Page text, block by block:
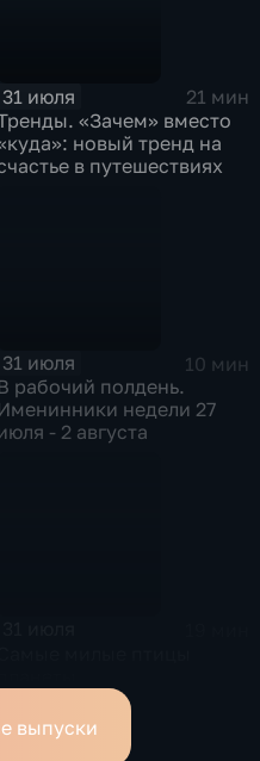
31 июля
21 мин
«Зачем» вместо
новый тренд на
в путешествиях
31 июля
10 мин
рабочий полдень.
недели 27
- 2 августа
выпуски